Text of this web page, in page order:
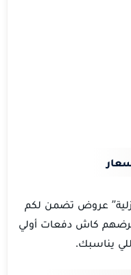
عروض تضمن لكم
كاش دفعات أولي
يناسبك.